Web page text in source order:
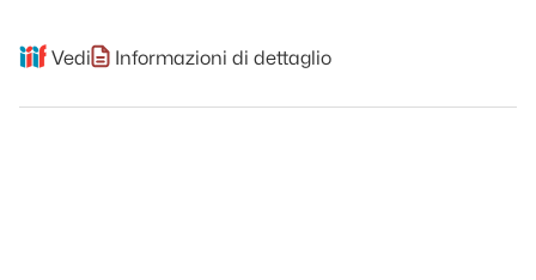
Vedi Informazioni di dettaglio